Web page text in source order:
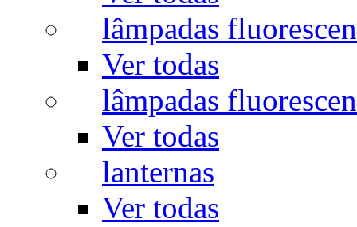
lâmpadas
Ver todas
lâmpadas
Ver todas
lanternas
Ver todas